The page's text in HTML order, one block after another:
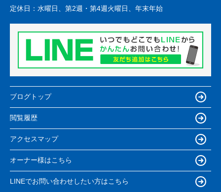
定休日： 水曜日、第2週・第4週火曜日、年末年始
ブログトップ
閲覧履歴
アクセスマップ
オーナー様はこちら
LINEでお問い合わせしたい方はこちら